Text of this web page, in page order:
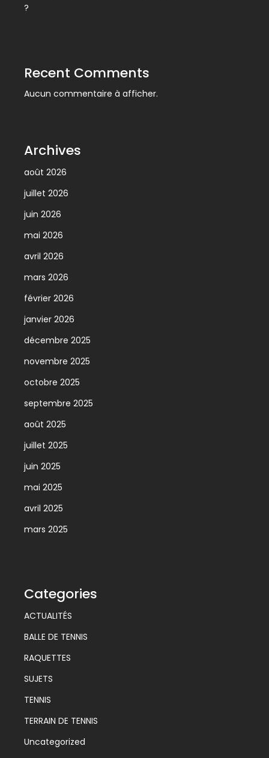
?
Recent Comments
Aucun commentaire à afficher.
Archives
août 2026
juillet 2026
juin 2026
mai 2026
avril 2026
mars 2026
février 2026
janvier 2026
décembre 2025
novembre 2025
octobre 2025
septembre 2025
août 2025
juillet 2025
juin 2025
mai 2025
avril 2025
mars 2025
Categories
ACTUALITÉS
BALLE DE TENNIS
RAQUETTES
SUJETS
TENNIS
TERRAIN DE TENNIS
Uncategorized